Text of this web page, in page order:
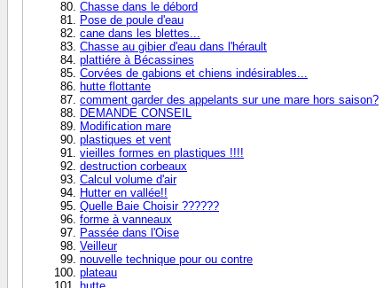
Chasse dans le débord
Pose de poule d'eau
cane dans les blettes...
Chasse au gibier d'eau dans l'hérault
plattiére à Bécassines
Corvées de gabions et chiens indésirables...
hutte flottante
comment garder des appelants sur une mare hors saison?
DEMANDE CONSEIL
Modification mare
plastiques et vent
vieilles formes en plastiques !!!!
destruction corbeaux
Calcul volume d'air
Hutter en vallée!!
Quelle Baie Choisir ??????
forme à vanneaux
Passée dans l'Oise
Veilleur
nouvelle technique pour ou contre
plateau